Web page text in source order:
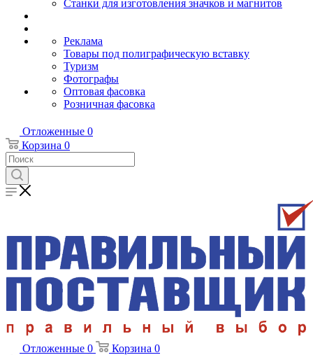
Станки для изготовления значков и магнитов
Реклама
Товары под полиграфическую вставку
Туризм
Фотографы
Оптовая фасовка
Розничная фасовка
Отложенные 0
Корзина 0
Отложенные 0 Корзина 0